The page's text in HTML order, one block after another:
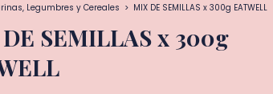
Legumbres y Cereales > MIX DE SEMILLAS x 300g EATWELL
SEMILLAS x 300g